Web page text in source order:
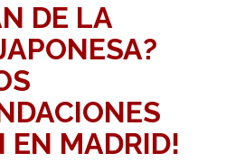
DE LA
EN MADRID!